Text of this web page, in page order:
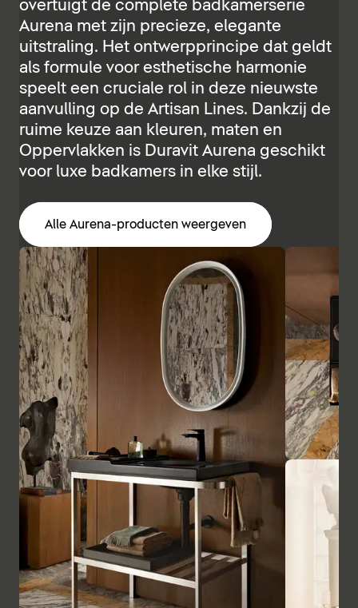
overtuigt de complete badkamerserie
Aurena met zijn precieze, elegante
uitstraling. Het ontwerpprincipe dat geldt
als formule voor esthetische harmonie
speelt een cruciale rol in deze nieuwste
aanvulling op de Artisan Lines. Dankzij de
ruime keuze aan kleuren, maten en
Oppervlakken is Duravit Aurena geschikt
voor luxe badkamers in elke stijl.
Alle Aurena-producten weergeven